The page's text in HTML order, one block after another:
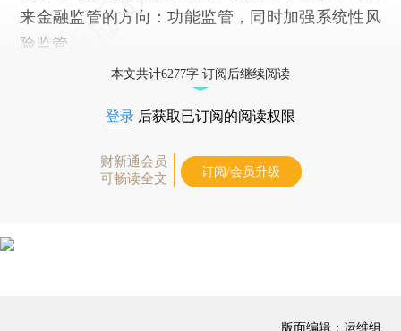
来金融监管的方向：功能监管，同时加强系统性风
险监管。
本文共计6277字 订阅后继续阅读
登录 后获取已订阅的阅读权限
财新通会员
可畅读全文
订阅/会员升级
版面编辑：运维组